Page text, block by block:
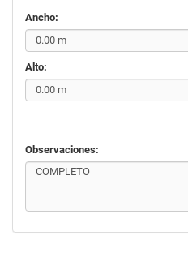
Ancho:
Alto:
Observaciones: